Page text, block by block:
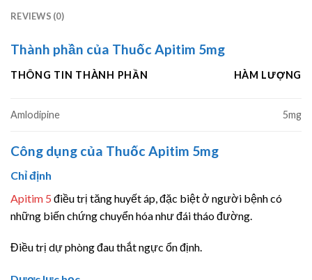
REVIEWS (0)
Thành phần của Thuốc Apitim 5mg
THÔNG TIN THÀNH PHẦN HÀM LƯỢNG
Amlodipine 5mg
Công dụng của Thuốc Apitim 5mg
Chỉ định
Apitim 5 điều trị tăng huyết áp, đặc biệt ở người bệnh có
những biến chứng chuyển hóa như đái tháo đường.
Điều trị dự phòng đau thắt ngực ổn định.